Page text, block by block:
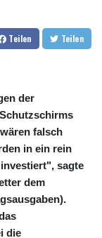
Teilen Teilen
der
falsch
in ein rein
sagte
dem
die